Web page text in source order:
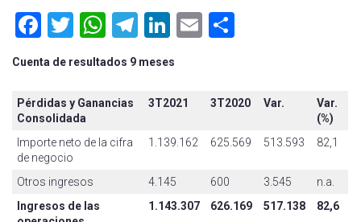
Facebook
Twitter
WhatsApp
Telegram
LinkedIn
Email
Cuenta de resultados 9 meses
Pérdidas y Ganancias
Consolidada
3T2021 3T2020 Var.
Var.
(%)
Importe neto de la cifra
de negocio
1.139.162 625.569 513.593 82,1
Otros ingresos 4.145 600 3.545
n.a.
Ingresos de las
1.143.307 626.169 517.138 82,6